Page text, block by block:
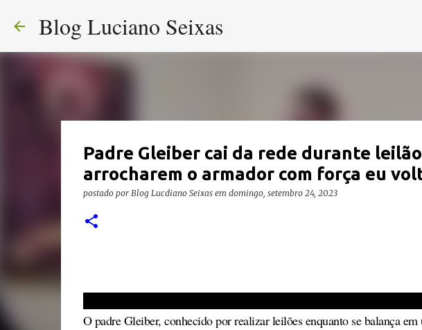
Blog Luciano Seixas
Padre Gleiber cai da rede durante
arrocharem o armador com força eu
postado por Blog Lucdiano Seixas em domingo, setembro 24, 2023
O padre Gleiber, conhecido por realizar leilões enquanto se balança